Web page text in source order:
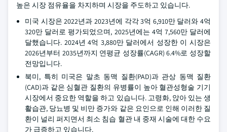
높은 시장 점유율을 차지하며 시장을 주도하고 있습니다.
미국 시장은 2022년과 2023년에 각각 3억 6,910만 달러와 4억
320만 달러로 평가되었으며, 2025년에는 4억 7,560만 달러에
달했습니다. 2024년 4억 3,880만 달러에서 성장한 이 시장은
2026년부터 2035년까지 연평균 성장률(CAGR) 6.4%로 성장할
전망입니다.
북미, 특히 미국은 말초 동맥 질환(PAD)과 관상 동맥 질환
(CAD)과 같은 심혈관 질환의 유병률이 높아 혈관성형술 기기
시장에서 중요한 역할을 하고 있습니다. 고령화, 앉아 있는 생
활습관, 당뇨병 및 비만 증가와 같은 요인으로 인해 이러한 질
환이 널리 퍼지면서 최소 침습 혈관 내 중재 시술에 대한 수요
가 급증하고 있습니다.